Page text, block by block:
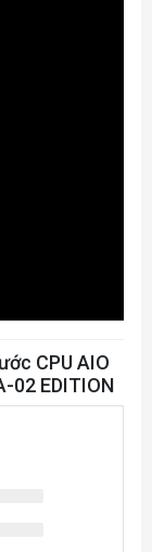
CPU AIO
02 EDITION